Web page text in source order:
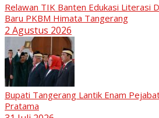
Relawan TIK Banten Edukasi Literasi
Baru PKBM Himata Tangerang
2 Agustus 2026
Bupati Tangerang Lantik Enam
Pratama